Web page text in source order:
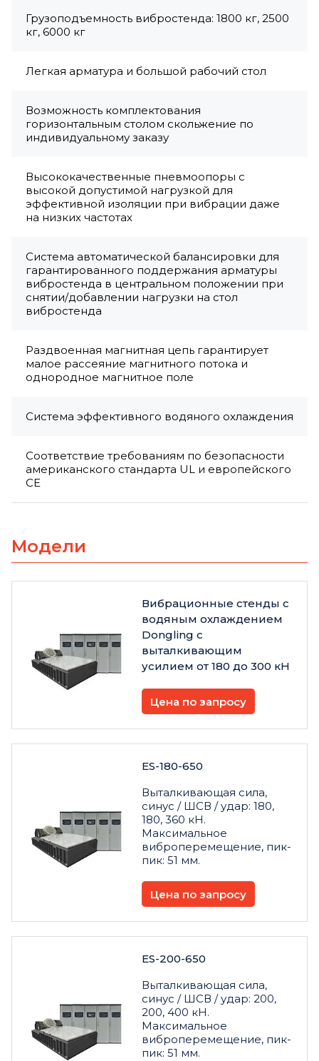
Грузоподъемность вибростенда: 1800 кг, 2500
кг, 6000 кг
Легкая арматура и большой рабочий стол
Возможность комплектования
горизонтальным столом скольжение по
индивидуальному заказу
Высококачественные пневмоопоры с
высокой допустимой нагрузкой для
эффективной изоляции при вибрации даже
на низких частотах
Система автоматической балансировки для
гарантированного поддержания арматуры
вибростенда в центральном положении при
снятии/добавлении нагрузки на стол
вибростенда
Раздвоенная магнитная цепь гарантирует
малое рассеяние магнитного потока и
однородное магнитное поле
Система эффективного водяного охлаждения
Соответствие требованиям по безопасности
американского стандарта UL и европейского
CE
Модели
Вибрационные стенды с
водяным охлаждением
Dongling с
выталкивающим
усилием от 180 до 300 кН
Цена по запросу
ES-180-650
Выталкивающая сила,
синус / ШСВ / удар: 180,
180, 360 кН.
Максимальное
виброперемещение, пик-
пик: 51 мм.
Цена по запросу
ES-200-650
Выталкивающая сила,
синус / ШСВ / удар: 200,
200, 400 кН.
Максимальное
виброперемещение, пик-
пик: 51 мм.